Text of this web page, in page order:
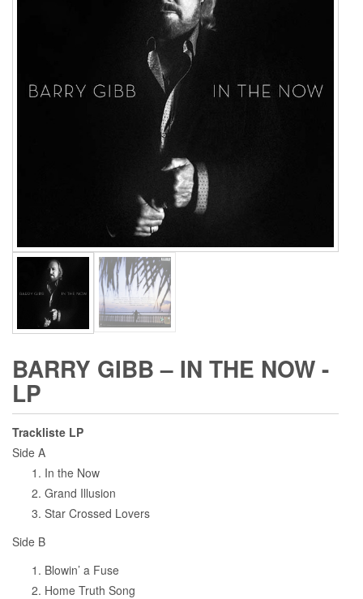
BARRY GIBB – IN THE NOW -
LP
Trackliste LP
Side A
In the Now
Grand Illusion
Star Crossed Lovers
Side B
Blowin’ a Fuse
Home Truth Song